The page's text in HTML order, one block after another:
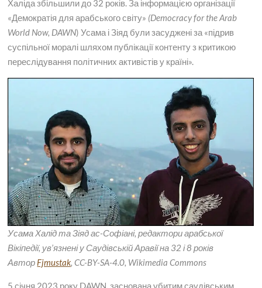
Халіда збільшили до 32 років. За інформацією організації
«Демократія для арабського світу» (DemocracyfortheArab
World Now, DAWN) Усама і Зіяд були засуджені за «підрив
суспільної моралі шляхом публікації контенту з критикою
переслідування політичних активістів у країні».
Усама Халід та Зіяд ас-Софіані, редактори арабської
Вікіпедії, ув’язнені у Саудівській Аравії на 32 і 8 років
Автор Fjmustak, CC-BY-SA-4.0, Wikimedia Commons
5 січня 2023 року DAWN, заснована убитим саудівським